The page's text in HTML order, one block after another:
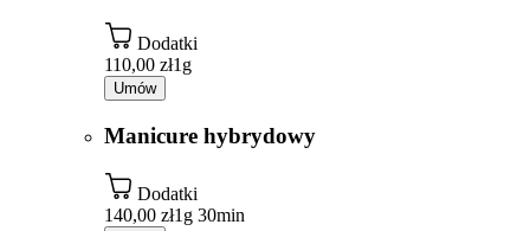
Dodatki
110,00 zł1g
Umów
Manicure hybrydowy
Dodatki
140,00 zł1g 30min